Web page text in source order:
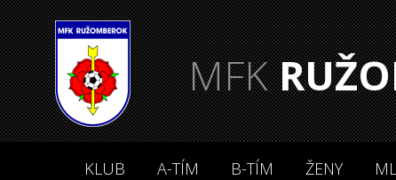
MFK
KLUB A-TÍM B-TÍM ŽENY